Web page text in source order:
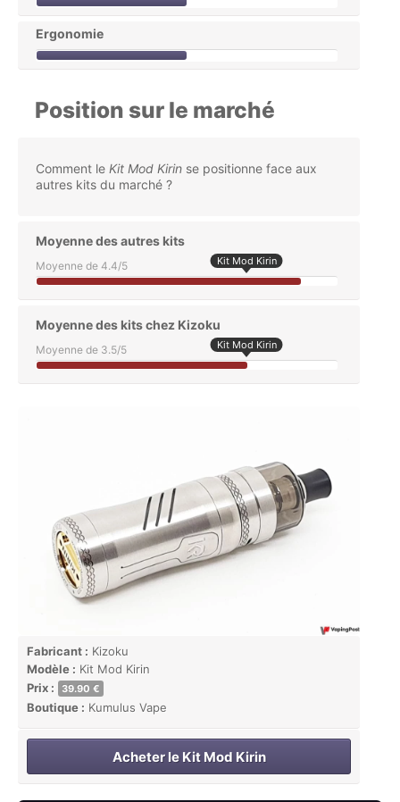
Ergonomie
Position sur le marché
Comment le Kit Mod Kirin se positionne face aux
autres kits du marché ?
Moyenne des autres kits
Moyenne de 4.4/5 Kit Mod Kirin
Moyenne des kits chez Kizoku
Moyenne de 3.5/5 Kit Mod Kirin
Fabricant : Kizoku
Modèle : Kit Mod Kirin
Prix :
39.90 €
Boutique : Kumulus Vape
Acheter le Kit Mod Kirin